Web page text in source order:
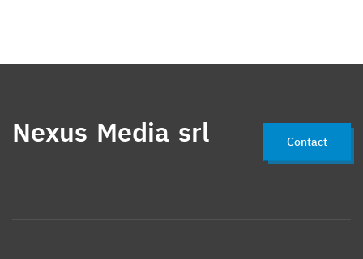
Nexus Media srl Contact